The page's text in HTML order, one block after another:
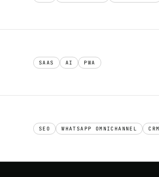
SAAS AI PWA
SEO WHATSAPP OMNICHANNEL CRM